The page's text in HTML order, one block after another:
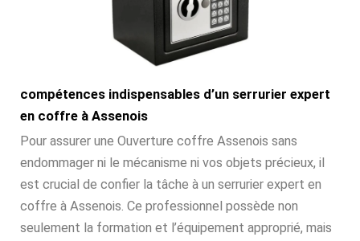
compétences indispensables d’un serrurier expert
en coffre à Assenois
Pour assurer une Ouverture coffre Assenois sans
endommager ni le mécanisme ni vos objets précieux, il
est crucial de confier la tâche à un serrurier expert en
coffre à Assenois. Ce professionnel possède non
seulement la formation et l’équipement approprié, mais